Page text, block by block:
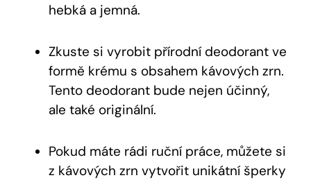
hebká a jemná.
Zkuste si vyrobit přírodní deodorant ve
formě krému s obsahem kávových zrn.
Tento deodorant bude nejen účinný,
ale také originální.
Pokud máte rádi ruční práce, můžete si
z kávových zrn vytvořit unikátní šperky